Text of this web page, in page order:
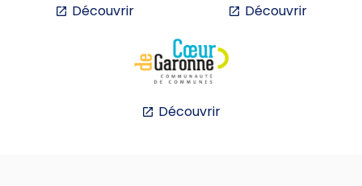
Découvrir Découvrir
Découvrir